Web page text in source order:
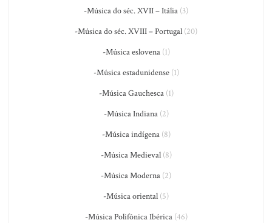
-Música do séc. XVII – Itália (3)
-Música do séc. XVIII – Portugal (20)
-Música eslovena(1)
-Música estadunidense(1)
-Música Gauchesca(1)
-Música Indiana(2)
-Música indígena(8)
-Música Medieval(8)
-Música Moderna (2)
-Música oriental (5)
-Música Polifônica Ibérica(46)